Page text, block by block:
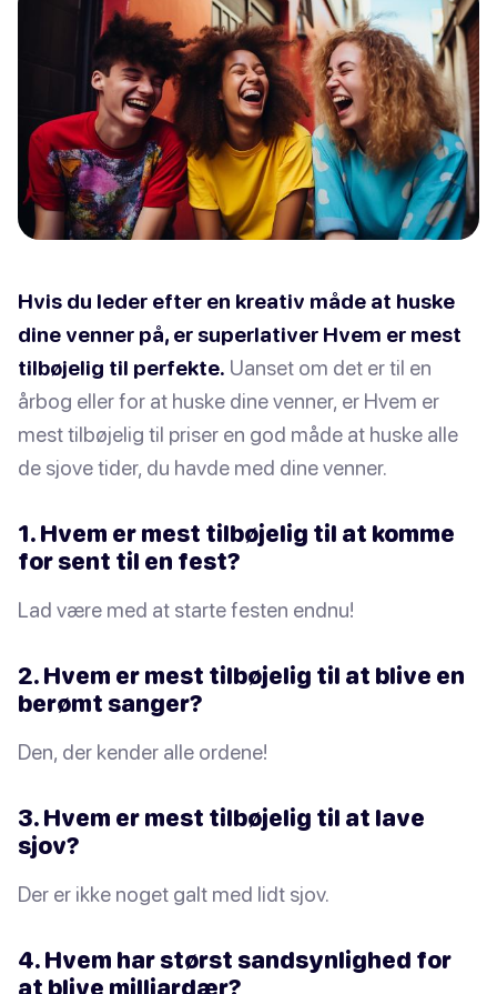
Hvis du leder efter en kreativ måde at huske
dine venner på, er superlativer Hvem er mest
tilbøjelig til perfekte. Uanset om det er til en
årbog eller for at huske dine venner, er Hvem er
mest tilbøjelig til priser en god måde at huske alle
de sjove tider, du havde med dine venner.
1. Hvem er mest tilbøjelig til at komme
for sent til en fest?
Lad være med at starte festen endnu!
2. Hvem er mest tilbøjelig til at blive en
berømt sanger?
Den, der kender alle ordene!
3. Hvem er mest tilbøjelig til at lave
sjov?
Der er ikke noget galt med lidt sjov.
4. Hvem har størst sandsynlighed for
at blive milliardær?